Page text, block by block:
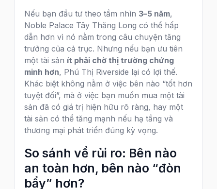
Nếu bạn đầu tư theo tầm nhìn 3–5 năm,
Noble Palace Tây Thăng Long có thể hấp
dẫn hơn vì nó nằm trong câu chuyện tăng
trưởng của cả trục. Nhưng nếu bạn ưu tiên
một tài sản ít phải chờ thị trường chứng
minh hơn, Phú Thị Riverside lại có lợi thế.
Khác biệt không nằm ở việc bên nào “tốt hơn
tuyệt đối”, mà ở việc bạn muốn mua một tài
sản đã có giá trị hiện hữu rõ ràng, hay một
tài sản có thể tăng mạnh nếu hạ tầng và
thương mại phát triển đúng kỳ vọng.
So sánh về rủi ro: Bên nào
an toàn hơn, bên nào “đòn
bẩy” hơn?